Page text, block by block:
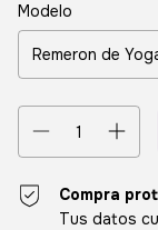
Modelo
Compra
Tus datos